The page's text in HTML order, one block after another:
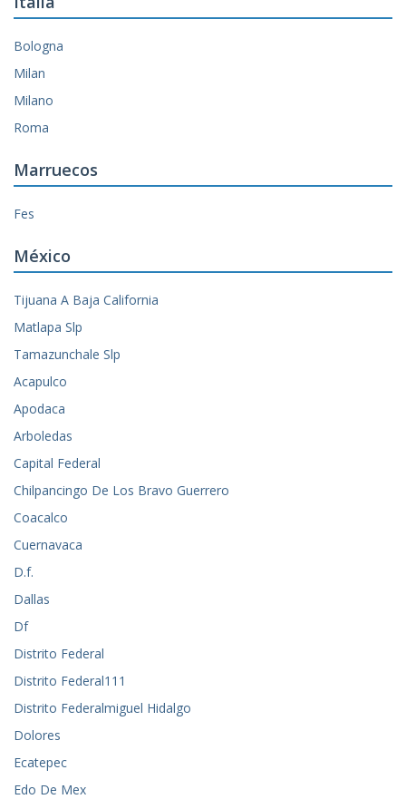
Bologna
Milan
Milano
Roma
Marruecos
Fes
México
Tijuana A Baja California
Matlapa Slp
Tamazunchale Slp
Acapulco
Apodaca
Arboledas
Capital Federal
Chilpancingo De Los Bravo Guerrero
Coacalco
Cuernavaca
D.f.
Dallas
Df
Distrito Federal
Distrito Federal111
Distrito Federalmiguel Hidalgo
Dolores
Ecatepec
Edo De Mex